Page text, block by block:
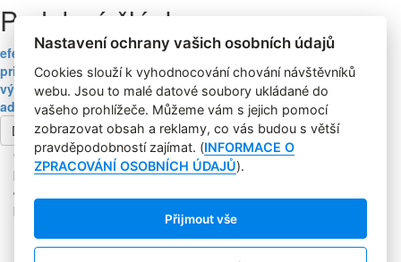
Podobné články:
efektivní zavádění výrobků
price packs
výstavka
ad weight
Další článek
Copyright © 2004-2020 Focus Agency, s.r.o. Plné znění licenčních
podmínek. ISSN 1803-957X
Jakékoliv publikování, přebírání nebo šíření obsahu je bez
písemného souhlasu Focus Agency, s.r.o. zakázáno.
RSS 1
Štítky
Nastavení ochrany vašich osobních údajů
Cookies slouží k vyhodnocování chování návštěvníků
webu. Jsou to malé datové soubory ukládané do
vašeho prohlížeče. Můžeme vám s jejich pomocí
zobrazovat obsah a reklamy, co vás budou s větší
pravděpodobností zajímat. (INFORMACE O
ZPRACOVÁNÍ OSOBNÍCH ÚDAJŮ).
Přijmout vše